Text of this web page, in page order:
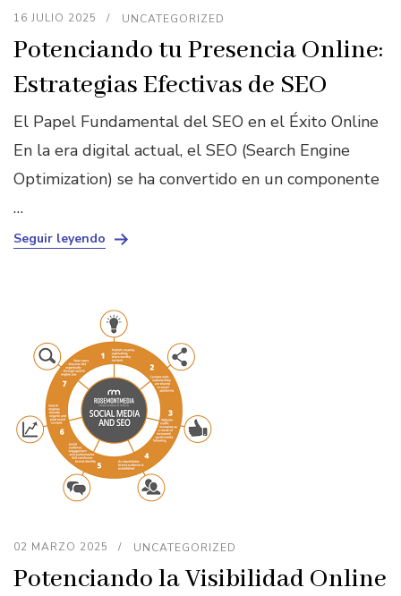
16 JULIO 2025 UNCATEGORIZED
Potenciando tu Presencia Online:
Estrategias Efectivas de SEO
El Papel Fundamental del SEO en el Éxito Online
En la era digital actual, el SEO (Search Engine
Optimization) se ha convertido en un componente
…
Seguir leyendo
02 MARZO 2025 UNCATEGORIZED
Potenciando la Visibilidad Online